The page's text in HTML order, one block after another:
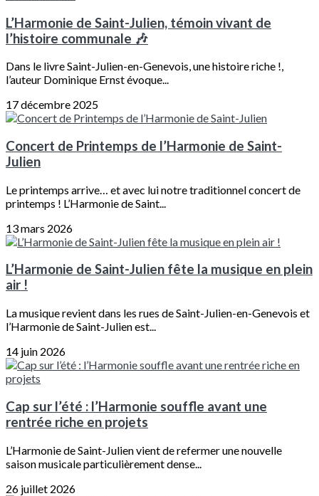
L’Harmonie de Saint-Julien, témoin vivant de
l’histoire communale 🎶
Dans le livre Saint-Julien-en-Genevois, une histoire riche !,
l’auteur Dominique Ernst évoque...
17 décembre 2025
Concert de Printemps de l’Harmonie de Saint-
Julien
Le printemps arrive… et avec lui notre traditionnel concert de
printemps ! L’Harmonie de Saint...
13 mars 2026
L’Harmonie de Saint-Julien fête la musique en plein
air !
La musique revient dans les rues de Saint-Julien-en-Genevois et
l’Harmonie de Saint-Julien est...
14 juin 2026
Cap sur l’été : l’Harmonie souffle avant une
rentrée riche en projets
L’Harmonie de Saint-Julien vient de refermer une nouvelle
saison musicale particulièrement dense...
26 juillet 2026